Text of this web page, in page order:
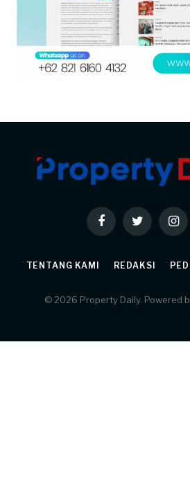
FacebookTwitter
TENTANG KAMI REDAKSI
© 2026 Property Daily. Powered